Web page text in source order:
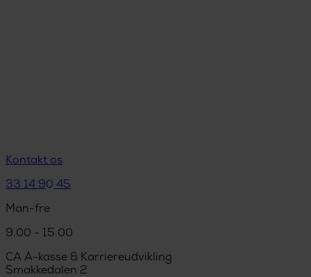
Kontakt os
33 14 90 45
Man-fre
9.00 - 15.00
CA A-kasse & Karriereudvikling
Smakkedalen 2